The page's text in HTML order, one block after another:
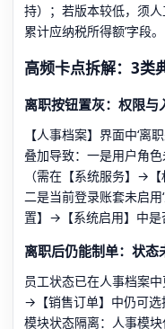
持）；若版本较低，须
累计应纳税所得额’字段。
高频卡点拆解：3类
离职按钮置灰：权限与
【人事档案】界面中‘离
叠加导致：一是用户角色
（需在【系统服务】→
二是当前登录账套未启用
置】→【系统启用】中是
离职后仍能制单：状态
员工状态已在人事档案中
→【销售订单】中仍可
模块状态隔离：人事模块